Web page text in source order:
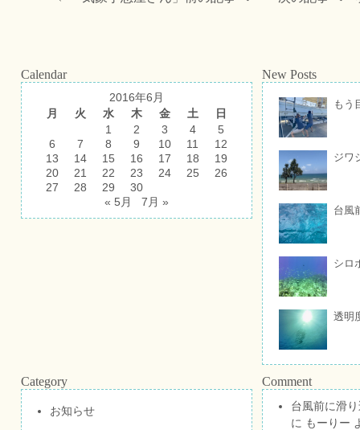
Calendar
2016年6月
月
火 水 木 金 土
日
1
2 3 4
5
6
7 8 9 10 11
12
13
14 15 16 17 18
19
20
21 22 23 24 25
26
27
28 29
30
« 5月
7月 »
New Posts
もう
ジワ
台風
シロ
透明
Category
お知らせ
Comment
台風前に滑
に もーりー